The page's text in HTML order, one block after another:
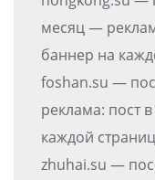
месяц —
баннер на
foshan.su —
реклама: пост
каждой
zhuhai.su —